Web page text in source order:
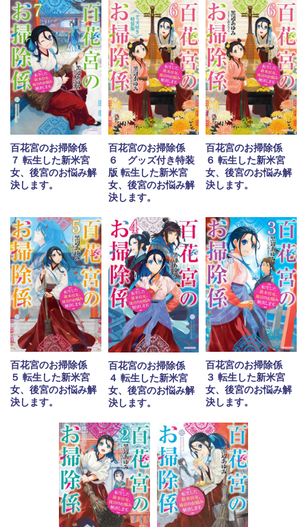
百花宮のお掃除係
７ 転生した新米宮
女、後宮のお悩み解
決します。
百花宮のお掃除係
６ グッズ付き特装
版 転生した新米宮
女、後宮のお悩み解
決します。
百花宮のお掃除係
６ 転生した新米宮
女、後宮のお悩み解
決します。
百花宮のお掃除係
５ 転生した新米宮
女、後宮のお悩み解
決します。
百花宮のお掃除係
４ 転生した新米宮
女、後宮のお悩み解
決します。
百花宮のお掃除係
３ 転生した新米宮
女、後宮のお悩み解
決します。